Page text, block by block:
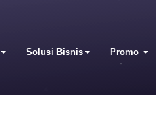
Solusi Bisnis Promo